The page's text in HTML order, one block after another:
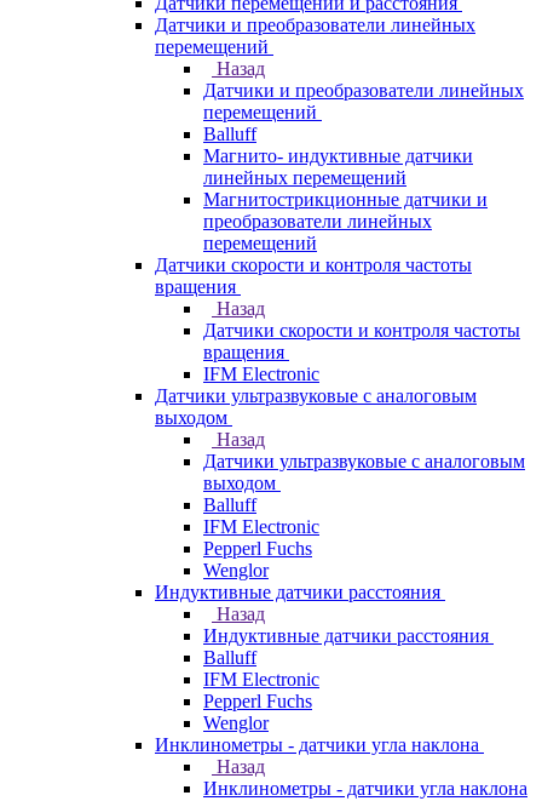
Датчики и преобразователи линейных
перемещений
Назад
Датчики и преобразователи линейных
перемещений
Balluff
Магнито- индуктивные датчики
линейных перемещений
Магнитострикционные датчики и
преобразователи линейных
перемещений
Датчики скорости и контроля частоты
вращения
Назад
Датчики скорости и контроля частоты
вращения
IFM Electronic
Датчики ультразвуковые с аналоговым
выходом
Назад
Датчики ультразвуковые с аналоговым
выходом
Balluff
IFM Electronic
Pepperl Fuchs
Wenglor
Индуктивные датчики расстояния
Назад
Индуктивные датчики расстояния
Balluff
IFM Electronic
Pepperl Fuchs
Wenglor
Инклинометры - датчики угла наклона
Назад
Инклинометры - датчики угла наклона